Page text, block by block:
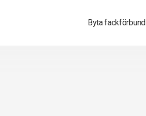
Byta fackförbund